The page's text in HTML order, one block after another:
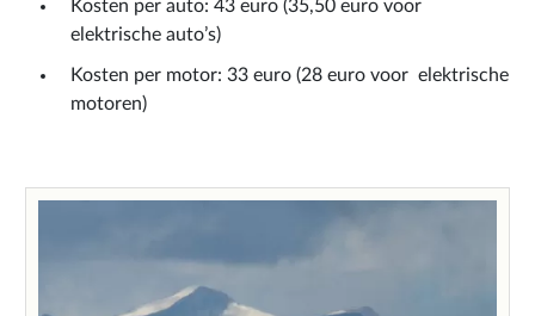
Kosten per auto: 43 euro (35,50 euro voor
elektrische auto’s)
Kosten per motor: 33 euro (28 euro voor elektrische
motoren)